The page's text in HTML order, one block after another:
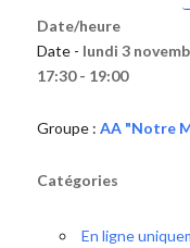
Date/heure
Date - lundi 3
17:30 - 19:00
Groupe : AA "Notre
Catégories
En ligne